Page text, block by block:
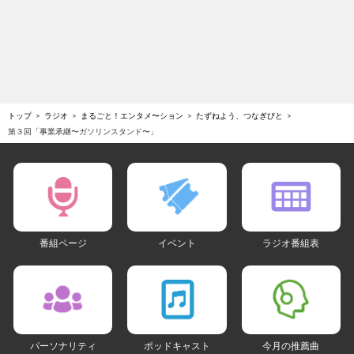
トップ ラジオ まるごと！エンタメ〜ション
たずねよう、つなぎびと
第３回「事業承継〜ガソリンスタンド〜」
番組ページ イベント ラジオ番組表
パーソナリティ ポッドキャスト 今月の推薦曲